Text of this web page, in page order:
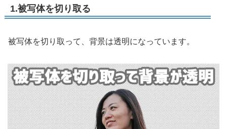
1.被写体を切り取る
被写体を切り取って、背景は透明になっています。